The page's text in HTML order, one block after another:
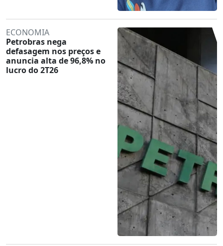
ECONOMIA
Petrobras nega
defasagem nos preços e
anuncia alta de 96,8% no
lucro do 2T26